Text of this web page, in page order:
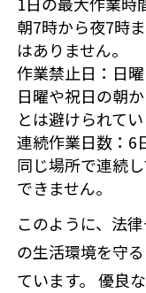
朝7時から夜7時
はありません。
作業禁止日：日
日曜や祝日の朝
とは避けられてい
連続作業日数：6
同じ場所で連続
できません。
このように、法
の生活環境を守
ています。 優良